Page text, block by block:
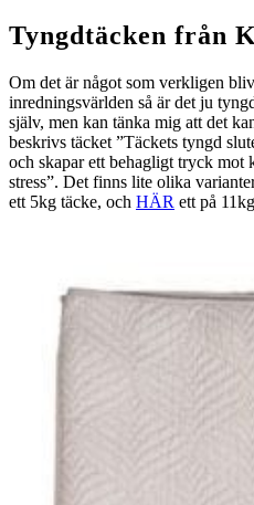
Tyngdtäcken från
Om det är något som verkligen
inredningsvärlden så är det ju
själv, men kan tänka mig att det
beskrivs täcket ”Täckets tyngd
och skapar ett behagligt tryck mot
stress”. Det finns lite olika
ett 5kg täcke, och HÄR ett på